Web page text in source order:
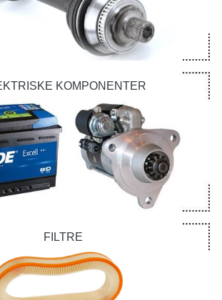
KOMPONENTER
FILTRE